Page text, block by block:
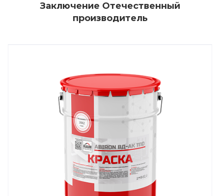
Заключение Отечественный
производитель